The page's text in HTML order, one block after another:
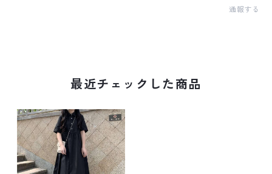
通報する
最近チェックした商品